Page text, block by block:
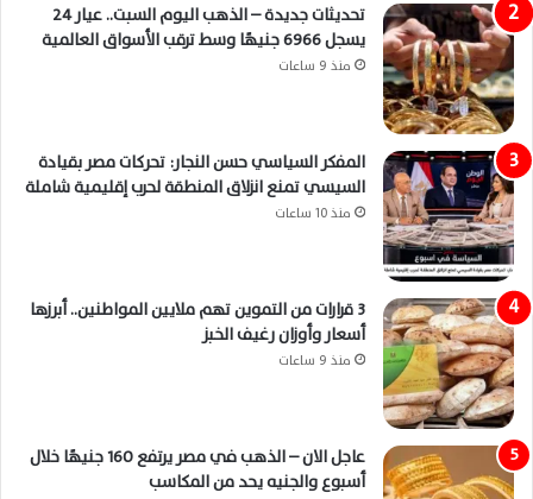
تحديثات جديدة – الذهب اليوم السبت.. عيار 24
يسجل 6966 جنيهًا وسط ترقب الأسواق العالمية
منذ 9 ساعات
المفكر السياسي حسن النجار: تحركات مصر بقيادة
السيسي تمنع انزلاق المنطقة لحرب إقليمية شاملة
منذ 10 ساعات
3 قرارات من التموين تهم ملايين المواطنين.. أبرزها
أسعار وأوزان رغيف الخبز
منذ 9 ساعات
عاجل الان – الذهب في مصر يرتفع 160 جنيهًا خلال
أسبوع والجنيه يحد من المكاسب